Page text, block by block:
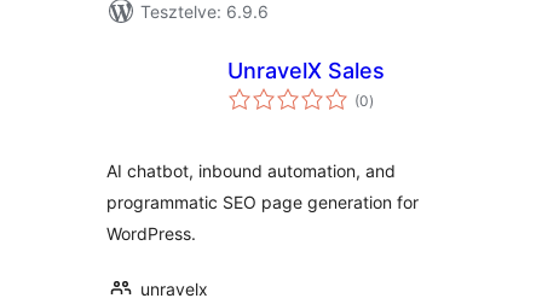
Tesztelve: 6.9.6
UnravelX Sales
(0értékelés
összesen
)
AI chatbot, inbound automation, and
programmatic SEO page generation for
WordPress.
unravelx